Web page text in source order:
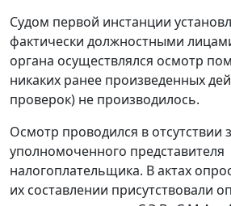
Судом первой инстанции
фактически должностными
органа осуществлялся осмотр
никаких ранее произведенных
проверок) не производилось.
Осмотр проводился в отсутствии
уполномоченного представителя
налогоплательщика. В актах
их составлении присутствовали